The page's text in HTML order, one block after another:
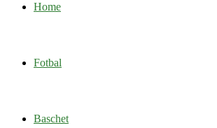
Home
Fotbal
Baschet